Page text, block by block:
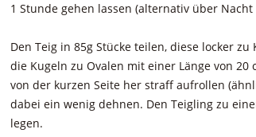
1 Stunde gehen lassen (alternativ über
Den Teig in 85g Stücke teilen, diese locker
die Kugeln zu Ovalen mit einer Länge von
von der kurzen Seite her straff aufrollen
dabei ein wenig dehnen. Den Teigling zu
legen.